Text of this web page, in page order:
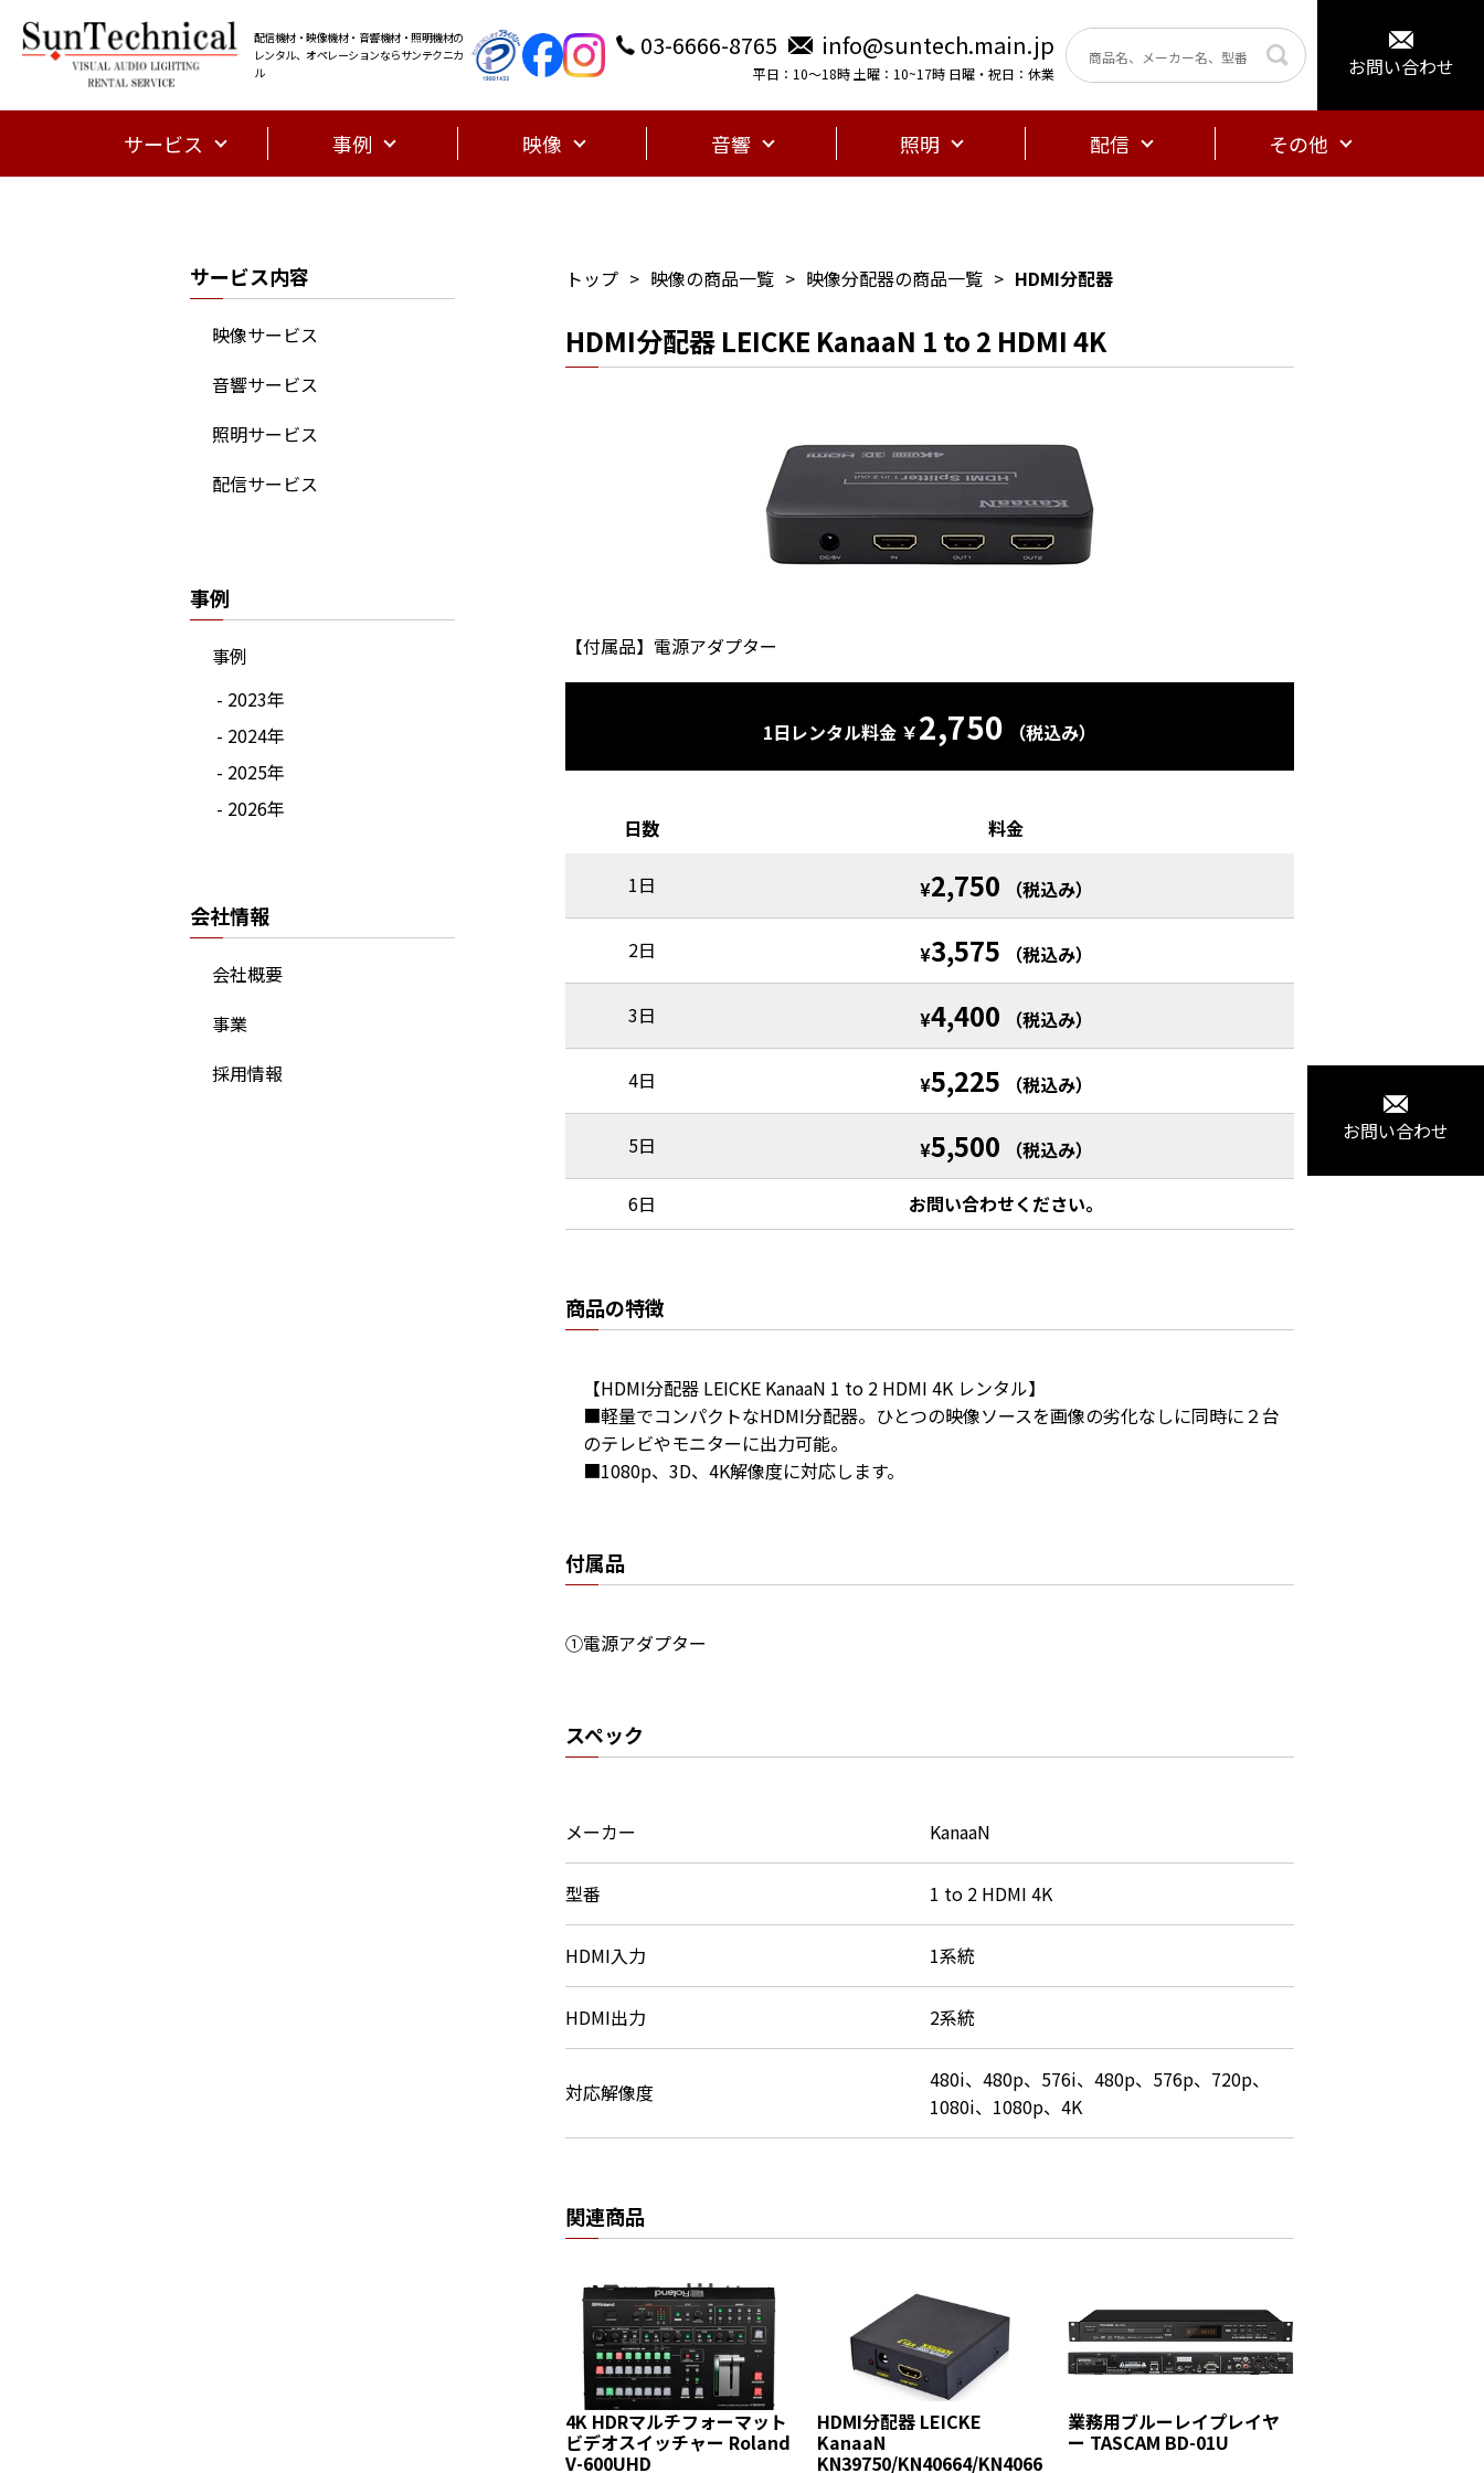
配信機材・映像機材・音響機材・照明機材の
レンタル、オペレーションならサンテクニカ
ル
03-6666-8765 info@suntech.main.jp
平日：10〜18時 土曜：10~17時 日曜・祝日：休業 お問い合わせ
サービス 事例 映像 音響 照明 配信 その他
サービス内容
映像サービス
音響サービス
照明サービス
配信サービス
事例
事例
- 2023年
- 2024年
- 2025年
- 2026年
会社情報
会社概要
事業
採用情報
トップ 映像の商品一覧 映像分配器の商品一覧 HDMI分配器
HDMI分配器 LEICKE KanaaN 1 to 2 HDMI 4K
【付属品】電源アダプター
1日レンタル料金 ￥2,750 （税込み）
日数 料金
1日 ¥2,750 （税込み）
2日 ¥3,575 （税込み）
3日 ¥4,400 （税込み）
4日 ¥5,225 （税込み）
5日 ¥5,500 （税込み）
6日 お問い合わせください。
商品の特徴
【HDMI分配器 LEICKE KanaaN 1 to 2 HDMI 4K レンタル】
■軽量でコンパクトなHDMI分配器。ひとつの映像ソースを画像の劣化なしに同時に２台
のテレビやモニターに出力可能。
■1080p、3D、4K解像度に対応します。
付属品
①電源アダプター
スペック
メーカー KanaaN
型番 1 to 2 HDMI 4K
HDMI入力 1系統
HDMI出力 2系統
対応解像度
480i、480p、576i、480p、576p、720p、
1080i、1080p、4K
関連商品
4K HDRマルチフォーマット
ビデオスイッチャー Roland
V-600UHD
HDMI分配器 LEICKE
KanaaN
KN39750/KN40664/KN4066
業務用ブルーレイプレイヤ
ー TASCAM BD-01U
お問い合わせ